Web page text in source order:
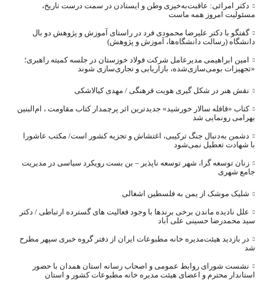
دکتر امرائی: عاقبت‌به‌خیری وطن و ایستادن در سمت درست تاریخ،
مسئولیت امروز همه ماست
گفتگو با دکتر علیرضا محمودی فرد در راستای آموزش و پژوهش دو بال
دانشگاه (رسالت دانشگاه‌ها، آموزش و پژوهش)
امین ابراهیمی مدیرعامل شرکت فولاد خوزستان در جلسه کمیته راهبری؛
«تجهیزات بومی‌سازی‌شده، بازاریابی و تجاری‌سازی شوند
نقش هنر در شکل گیری هویت فرهنگی / مهدی کیالاشکی
کتاب «قافله‌ سالار خورشید» جدیدترین اثر پرچمدار کتاب مقاومت ، ام‌البنین
بهرامی رونمایی شد
دشمن به‌دنبال جنگ ترکیبی، اغتشاش و تجزیه کشور است/ مکتب عاشورا
با شهادت تعطیل نمی‌شود
زنان توسعه گرا، شهر توسعه ناپذیر – بن بست رویکرد سیاسی در مدیریت
جامع شهری
شلیک موشک از یمن به فلسطین اشغالی
علل نادیده ماندن برخی برندها با وجود فعالیت های گسترده ارتباطی / دکتر
سید محمدرضا حسینی علی آباد
در بازدید هیئت‌مدیره خانه مطبوعات ایران از دفتر گروه خبری سپهر مطرح
شد
نشست شورای روابط عمومی و اصحاب رسانه استان همدان با حضور
استاندار محترم و اعضای هیئت مدیره خانه مطبوعات کشور و استان